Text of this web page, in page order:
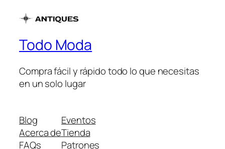
Todo Moda
Compra fácil y rápido todo lo que necesitas
en un solo lugar
Blog
Acerca de
FAQs
Eventos
Tienda
Patrones